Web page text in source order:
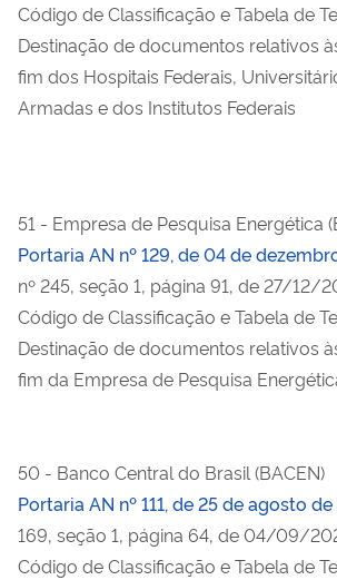
Código de Classificação e Tabela de
Destinação de documentos relativos
fim dos Hospitais Federais,
Armadas e dos Institutos Federais
51 - Empresa de Pesquisa Energética
Portaria AN nº 129, de 04 de
nº 245, seção 1, página 91, de 27/12/
Código de Classificação e Tabela de
Destinação de documentos relativos
fim da Empresa de Pesquisa
50 - Banco Central do Brasil (BACEN)
Portaria AN nº 111, de 25 de agosto
169, seção 1, página 64, de 04/09/
Código de Classificação e Tabela de